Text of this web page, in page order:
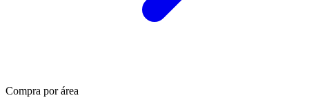
Compra por área